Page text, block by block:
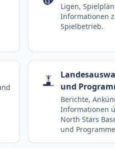
Ligen,
Informationen
Spielbetrieb.
und
Berichte,
Informationen
North Stars
und Programme